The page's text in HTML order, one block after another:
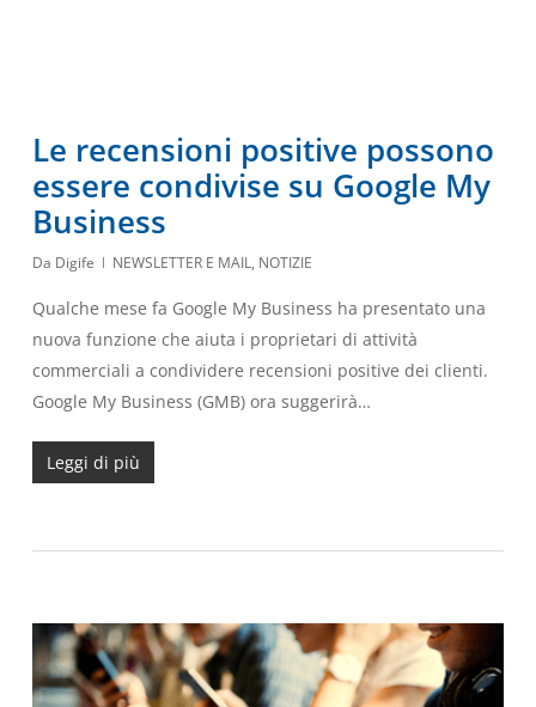
Le recensioni positive possono
essere condivise su Google My
Business
Da Digife NEWSLETTER E MAIL, NOTIZIE
Qualche mese fa Google My Business ha presentato una
nuova funzione che aiuta i proprietari di attività
commerciali a condividere recensioni positive dei clienti.
Google My Business (GMB) ora suggerirà…
Leggi di più